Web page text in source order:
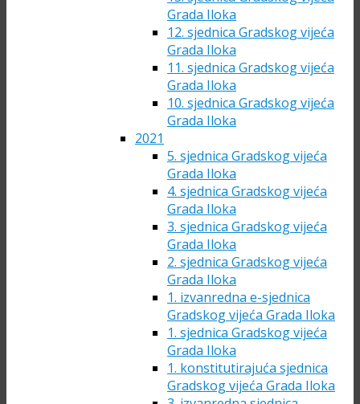
Grada Iloka
12. sjednica Gradskog vijeća
Grada Iloka
11. sjednica Gradskog vijeća
Grada Iloka
10. sjednica Gradskog vijeća
Grada Iloka
2021
5. sjednica Gradskog vijeća
Grada Iloka
4. sjednica Gradskog vijeća
Grada Iloka
3. sjednica Gradskog vijeća
Grada Iloka
2. sjednica Gradskog vijeća
Grada Iloka
1. izvanredna e-sjednica
Gradskog vijeća Grada Iloka
1. sjednica Gradskog vijeća
Grada Iloka
1. konstitutirajuća sjednica
Gradskog vijeća Grada Iloka